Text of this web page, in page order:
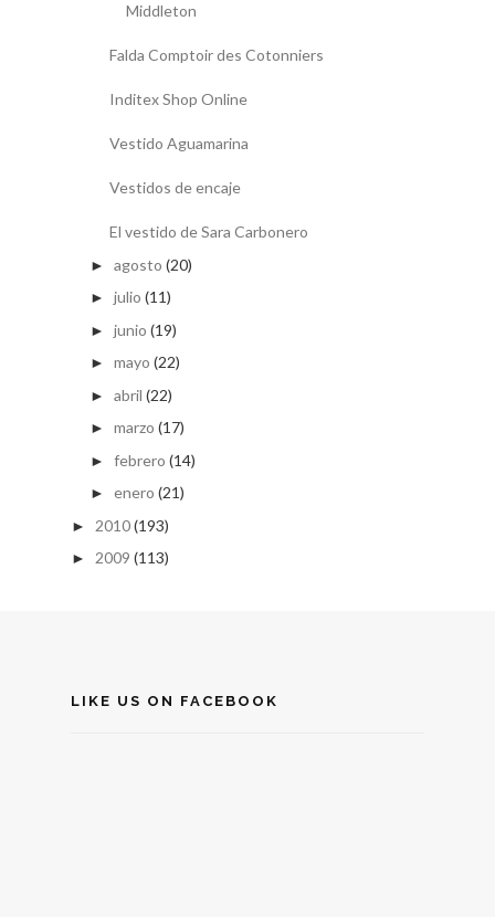
Middleton
Falda Comptoir des Cotonniers
Inditex Shop Online
Vestido Aguamarina
Vestidos de encaje
El vestido de Sara Carbonero
► agosto (20)
► julio (11)
► junio (19)
► mayo (22)
► abril (22)
► marzo (17)
► febrero (14)
► enero (21)
► 2010(193)
► 2009 (113)
LIKE US ON FACEBOOK